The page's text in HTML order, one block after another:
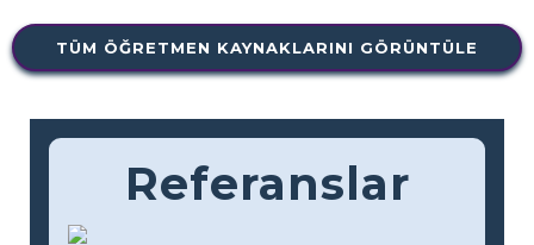
TÜM ÖĞRETMEN KAYNAKLARINI GÖRÜNTÜLE
Referanslar